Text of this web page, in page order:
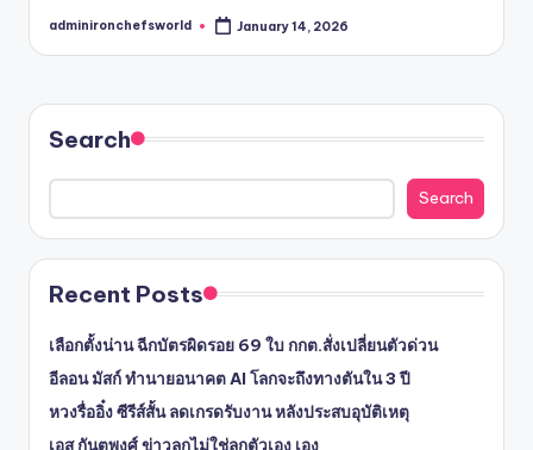
Posted
adminironchefsworld January 14, 2026
Search
Search
Recent Posts
เลือกตั้งน่าน ฉีกบัตรผิดรอย 69 ใบ กกต.สั่งเปลี่ยนตัวด่วน
อีลอน มัสก์ ทำนายอนาคต AI โลกจะถึงทางตันใน 3 ปี
หวงรื่ออิ๋ง ซีรีส์สั้น ลดเกรดรับงาน หลังประสบอุบัติเหตุ
เอส กันตพงศ์ ข่าวลูกไม่ใช่ลูกตัวเอง เอง